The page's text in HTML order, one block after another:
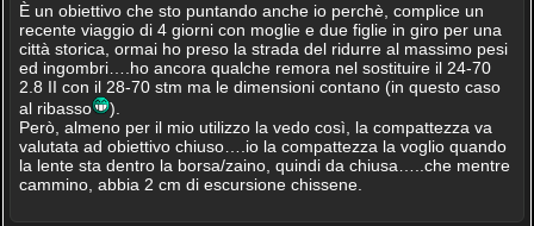
È un obiettivo che sto puntando anche io perchè, complice un
recente viaggio di 4 giorni con moglie e due figlie in giro per una
città storica, ormai ho preso la strada del ridurre al massimo pesi
ed ingombri….ho ancora qualche remora nel sostituire il 24-70
2.8 II con il 28-70 stm ma le dimensioni contano (in questo caso
al ribasso
).
Però, almeno per il mio utilizzo la vedo così, la compattezza va
valutata ad obiettivo chiuso….io la compattezza la voglio quando
la lente sta dentro la borsa/zaino, quindi da chiusa…..che mentre
cammino, abbia 2 cm di escursione chissene.